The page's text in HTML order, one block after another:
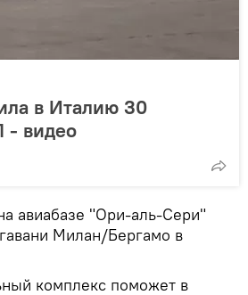
в Италию 30
- видео
авиабазе "Ори-аль-Сери"
Милан/Бергамо в
комплекс поможет в